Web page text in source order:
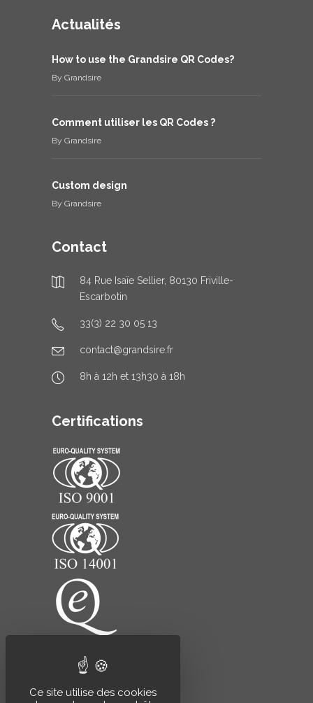
Ce site utilise des cookies
Actualités
How to use the Grandsire QR Codes?
By Grandsire
Comment utiliser les QR Codes ?
By Grandsire
Custom design
By Grandsire
Contact
84 Rue Isaïe Sellier, 80130 Friville-
Escarbotin
33(3) 22 30 05 13
contact@grandsire.fr
8h à 12h et 13h30 à 18h
Certifications